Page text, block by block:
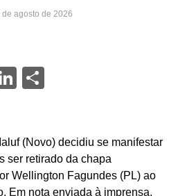
de agosto de 2026
LinkedIn
(Novo) decidiu se manifestar
ser retirado da chapa
Wellington Fagundes (PL) ao
Em nota enviada à imprensa,